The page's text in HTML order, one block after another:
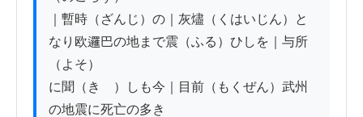
｜暫時（ざんじ）の｜灰燼（くはいじん）と
なり欧邏巴の地まで震（ふる）ひしを｜与所
（よそ）
に聞（きゝ）しも今｜目前（もくぜん）武州
の地震に死亡の多き